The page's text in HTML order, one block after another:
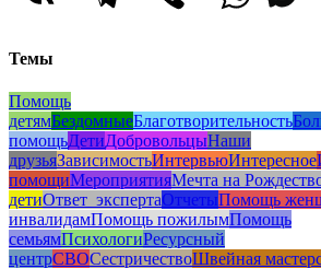
Темы
Помощь
детямБездомныеБлаготворительность
помощьДетиДобровольцыНаши
друзьяЗависимостьИнтервьюИнтересное
помощиМероприятияМечта на
детиОтвет_экспертаОтчетыПомощь
инвалидамПомощь пожилымПомощь
семьямПсихологиРесурсный
центрСВОСестричествоШвейная